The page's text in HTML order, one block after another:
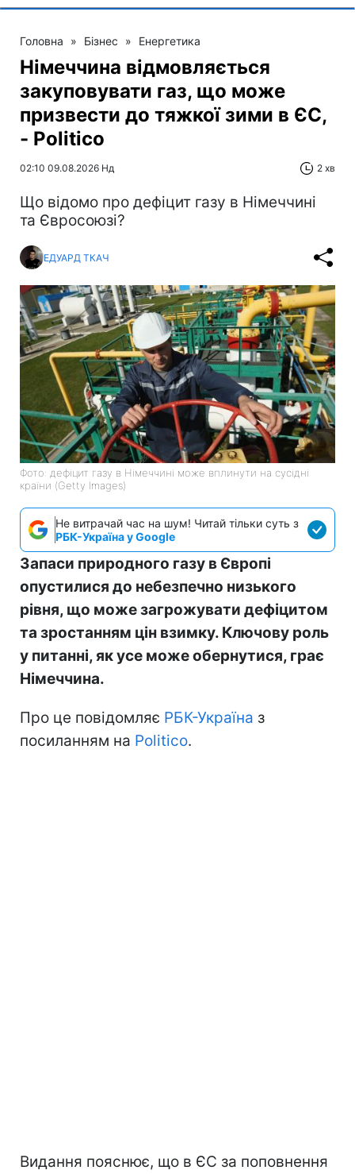
Головна » Бізнес » Енергетика
Німеччина відмовляється
закуповувати газ, що може
призвести до тяжкої зими в ЄС,
- Politico
02:10 09.08.2026 Нд 2 хв
Що відомо про дефіцит газу в Німеччині
та Євросоюзі?
ЕДУАРД ТКАЧ
Фото: дефіцит газу в Німеччині може вплинути на сусідні
країни (Getty Images)
Не витрачай час на шум! Читай тільки суть з
РБК-Україна у Google
Запаси природного газу в Європі
опустилися до небезпечно низького
рівня, що може загрожувати дефіцитом
та зростанням цін взимку. Ключову роль
у питанні, як усе може обернутися, грає
Німеччина.
Про це повідомляє РБК-Україна з
посиланням на Politico.
Видання пояснює, що в ЄС за поповнення